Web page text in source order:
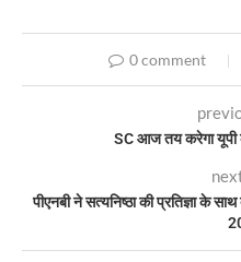
0 comment
SC आज तय करेगा यूपी
पीएनबी ने सत्यनिष्ठा की प्रतिज्ञा के